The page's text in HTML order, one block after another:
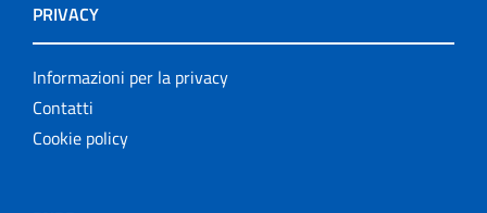
PRIVACY
Informazioni per la privacy
Contatti
Cookie policy